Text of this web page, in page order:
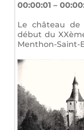
00:00:01 –
Le château de
début du
Menthon-Saint-